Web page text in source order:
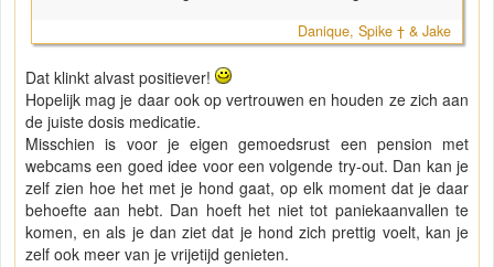
Danique, Spike † & Jake
Dat klinkt alvast positiever!
Hopelijk mag je daar ook op vertrouwen en houden ze zich aan
de juiste dosis medicatie.
Misschien is voor je eigen gemoedsrust een pension met
webcams een goed idee voor een volgende try-out. Dan kan je
zelf zien hoe het met je hond gaat, op elk moment dat je daar
behoefte aan hebt. Dan hoeft het niet tot paniekaanvallen te
komen, en als je dan ziet dat je hond zich prettig voelt, kan je
zelf ook meer van je vrijetijd genieten.